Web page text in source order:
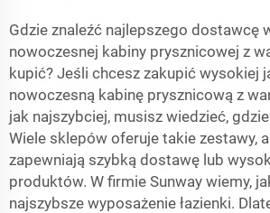
Gdzie znaleźć najlepszego dostawcę
nowoczesnej kabiny prysznicowej z
kupić? Jeśli chcesz zakupić wysokiej
nowoczesną kabinę prysznicową z
jak najszybciej, musisz wiedzieć,
Wiele sklepów oferuje takie zestawy,
zapewniają szybką dostawę lub
produktów. W firmie Sunway wiemy,
najszybsze wyposażenie łazienki.